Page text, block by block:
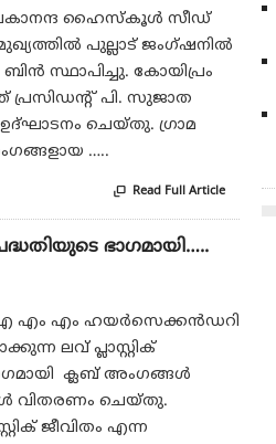
ഹൈസ്കൂൾ സീഡ്
പുല്ലാട് ജംഗ്ഷനിൽ
ബിൻ സ്ഥാപിച്ചു. കോയിപ്രം
പ്രസിഡൻ്റ് പി. സുജാത
ചെയ്തു. ഗ്രാമ
…..
 Read Full Article
പദ്ധതിയുടെ ഭാഗമായി…..
എം എം ഹയർസെക്കൻഡറി
ലവ് പ്ലാസ്റ്റിക്
ക്ലബ് അംഗങ്ങൾ
വിതരണം ചെയ്തു.
ജീവിതം എന്ന